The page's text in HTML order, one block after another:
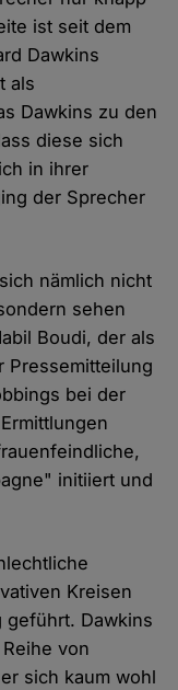
ist seit dem
Dawkins
als
Dawkins zu den
diese sich
in ihrer
der Sprecher
nämlich nicht
sehen
Boudi, der als
Pressemitteilung
bei der
initiiert und
Kreisen
geführt. Dawkins
von
sich kaum wohl